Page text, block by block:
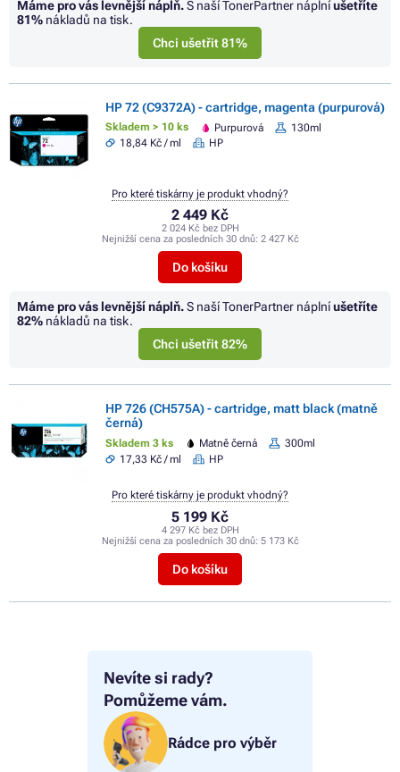
Nevíte si rady?
Pomůžeme vám.
Rádce pro výběr
Máme pro vás levnější náplň.S naší TonerPartner náplníušetříte
81% nákladů na tisk.
Chci ušetřit 81%
HP 72 (C9372A) - cartridge, magenta (purpurová)
Skladem > 10 ks Purpurová
130ml
18,84 Kč / ml
HP
2 449 Kč
2 024 Kč bez DPH
Nejnižší cena za posledních 30 dnů: 2 427 Kč
Do košíku
Pro které tiskárny je produkt vhodný?
Máme pro vás levnější náplň.S naší TonerPartner náplníušetříte
82% nákladů na tisk.
Chci ušetřit 82%
HP 726 (CH575A) - cartridge, matt black (matně
černá)
Skladem 3 ks Matně černá
300ml
17,33 Kč / ml
HP
5 199 Kč
4 297 Kč bez DPH
Nejnižší cena za posledních 30 dnů: 5 173 Kč
Do košíku
Pro které tiskárny je produkt vhodný?